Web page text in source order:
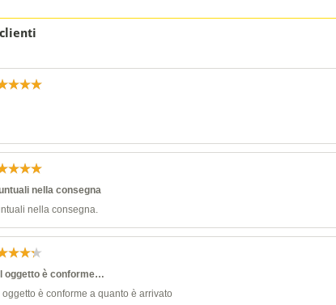
nella consegna
nella consegna.
oggetto è conforme…
è conforme a quanto è arrivato